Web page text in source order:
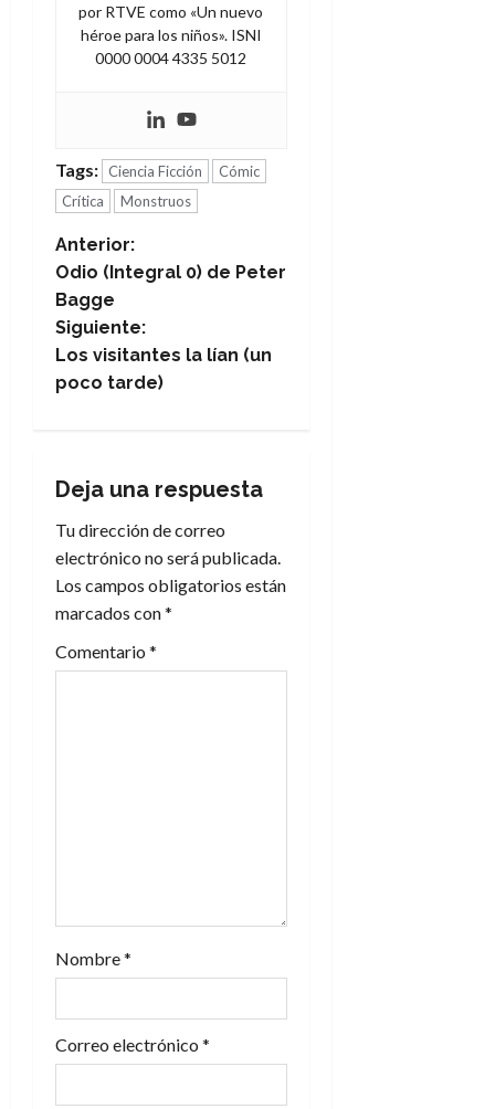
por RTVE como «Un nuevo
héroe para los niños». ISNI
0000 0004 4335 5012
Tags: Ciencia Ficción
Cómic
Crítica
Monstruos
N
a
v
e
a
c
i
ó
n
r
d
Anterior:
Odio (Integral 0) de Peter
Bagge
Siguiente:
Los visitantes la lían (un
poco tarde)
Deja una respuesta
Tu dirección de correo
electrónico no será publicada.
Los campos obligatorios están
marcados con*
Comentario *
Nombre*
Correo electrónico *